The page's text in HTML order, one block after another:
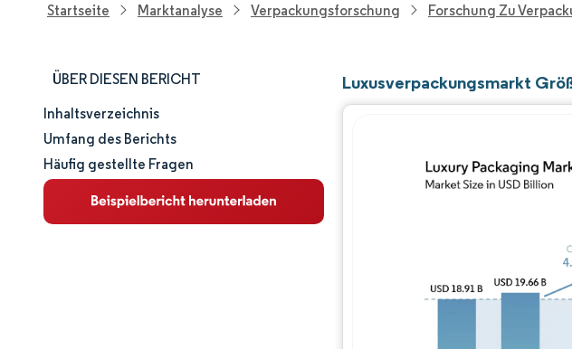
Startseite Marktanalyse Verpackungsforschung Forschung Zu
ÜBER DIESEN BERICHT
Marktgröße und -anteil
Marktanalyse
Trends und Einblicke
Inhaltsverzeichnis
Umfang des Berichts
Häufig gestellte Fragen
Luxusverpackungsmarkt